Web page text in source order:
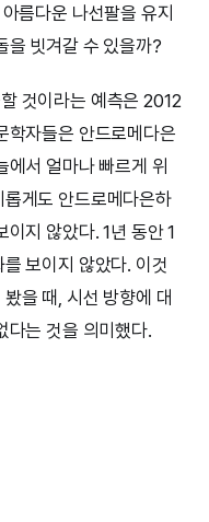
름다운 나선팔을 유지
을 빗겨갈 수 있을까?
것이라는 예측은 2012
학자들은 안드로메다은
에서 얼마나 빠르게 위
게도 안드로메다은하
지 않았다. 1년 동안 1
보이지 않았다. 이것
을 때, 시선 방향에 대
다는 것을 의미했다.